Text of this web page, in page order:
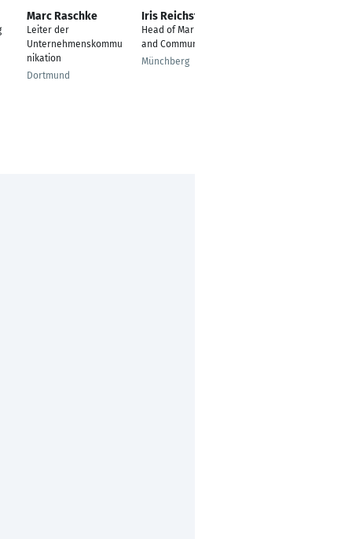
Marc Raschke
Leiter der
Unternehmenskommu
nikation
Dortmund
Iris Reichstein
Head of Marketing
and Communications
Münchberg